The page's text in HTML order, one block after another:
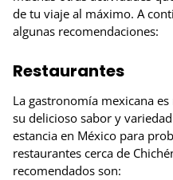
de tu viaje al máximo. A
algunas recomendaciones:
Restaurantes
La gastronomía mexicana
su delicioso sabor y
estancia en México para
restaurantes cerca de
recomendados son: